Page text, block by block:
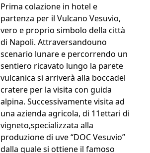
Prima colazione in hotel e
partenza per il Vulcano Vesuvio,
vero e proprio simbolo della città
di Napoli. Attraversandouno
scenario lunare e percorrendo un
sentiero ricavato lungo la parete
vulcanica si arriverà alla boccadel
cratere per la visita con guida
alpina. Successivamente visita ad
una azienda agricola, di 11ettari di
vigneto,specializzata alla
produzione di uve “DOC Vesuvio”
dalla quale si ottiene il famoso